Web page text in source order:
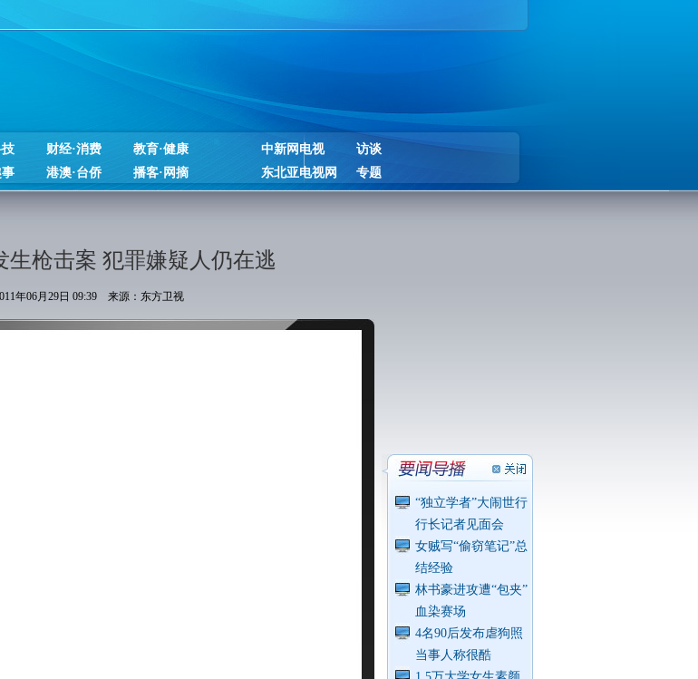
技 财经·消费
教育·健康
事 港澳·台侨 播客·网摘
中新网电视
访谈
东北亚电视网
专题
生枪击案 犯罪嫌疑人仍在逃
年06月29日 09:39 来源：东方卫视
“独立学者”大闹世行
行长记者见面会
女贼写“偷窃笔记”总
结经验
林书豪进攻遭“包夹”
血染赛场
4名90后发布虐狗照
当事人称很酷